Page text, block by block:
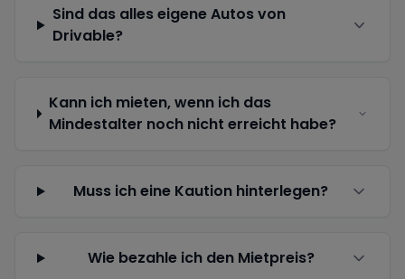
Sind das alles eigene Autos von
Drivable?
Kann ich mieten, wenn ich das
Mindestalter noch nicht erreicht habe?
Muss ich eine Kaution hinterlegen?
Wie bezahle ich den Mietpreis?